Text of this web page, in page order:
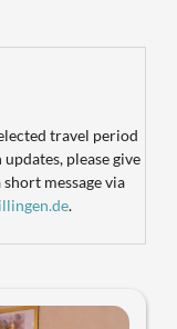
travel period
please give
short message via
.